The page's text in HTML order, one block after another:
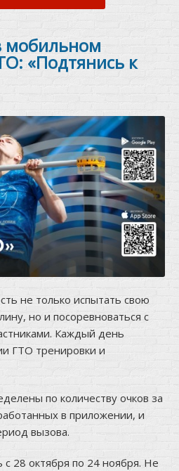
мобильном
«Подтянись к
не только испытать свою
но и посоревноваться с
Каждый день
ГТО тренировки и
по количеству очков за
в приложении, и
вызова.
28 октября по 24 ноября. Не